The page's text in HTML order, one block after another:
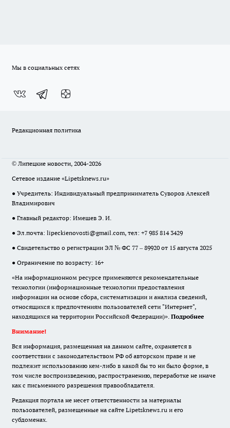
Мы в социальных сетях
Редакционная политика
© Липецкие новости, 2004-2026
Сетевое издание «Lipetsknews.ru»
● Учредитель: Индивидуальный предприниматель Суворов Алексей
Владимирович
● Главный редактор: Имешев Э. И.
● Эл.почта: lipeckienovosti@gmail.com, тел: +7 985 814 3429
● Свидетельство о регистрации ЭЛ № ФС 77 – 89920 от 15 августа 2025
● Ограничение по возрасту: 16+
«На информационном ресурсе применяются рекомендательные
технологии (информационные технологии предоставления
информации на основе сбора, систематизации и анализа сведений,
относящихся к предпочтениям пользователей сети "Интернет",
находящихся на территории Российской Федерации)». Подробнее
Внимание!
Вся информация, размещенная на данном сайте, охраняется в
соответствии с законодательством РФ об авторском праве и не
подлежит использованию кем-либо в какой бы то ни было форме, в
том числе воспроизведению, распространению, переработке не иначе
как с письменного разрешения правообладателя.
Редакция портала не несет ответственности за материалы
пользователей, размещенные на сайте Lipetsknews.ru и его
субдоменах.